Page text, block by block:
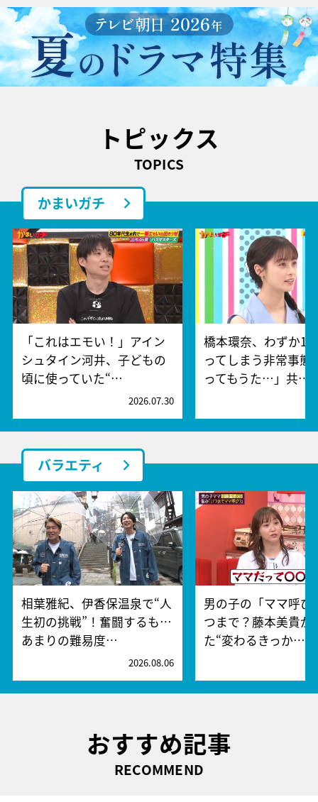
トピックス
TOPICS
かまいガチ
「これはエモい！」アイン
シュタイン河井、子どもの
頃に使っていた“…
2026.07.30
橋本環奈、わずか15
ってしまう非常事
ってもうた…」共…
バラエティ
相葉雅紀、伊香保温泉で“人
生初の挑戦”！奮闘するも…
あまりの難易度…
2026.08.06
男の子の「ママ呼び
つまで？藤本美貴が
た“変わるきっか…
おすすめ記事
RECOMMEND